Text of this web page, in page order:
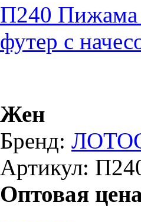
П240 Пижама
футер с
Жен
Бренд:
Артикул:
Оптовая